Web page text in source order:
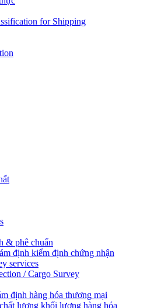
for Shipping
& phê chuẩn
định kiểm định chứng nhận
services
/ Cargo Survey
định hàng hóa thương mại
lượng khối lượng hàng hóa